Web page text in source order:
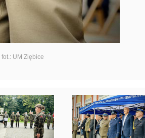
fot.: UM Ziębice